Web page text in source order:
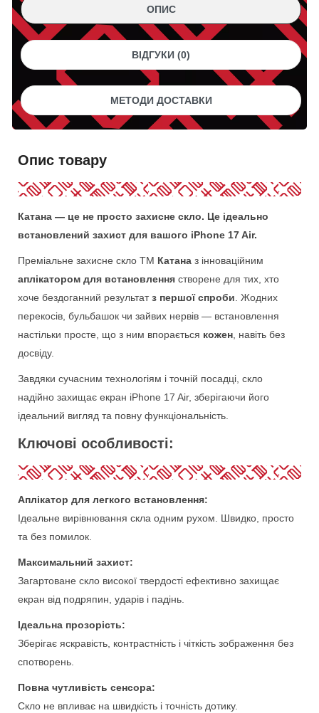
ОПИС
ВІДГУКИ (0)
МЕТОДИ ДОСТАВКИ
Опис товару
Катана — це не просто захисне скло. Це ідеально
встановлений захист для вашого iPhone 17 Air.
Преміальне захисне скло ТМ Катана з інноваційним
аплікатором для встановлення створене для тих, хто
хоче бездоганний результатз першої спроби. Жодних
перекосів, бульбашок чи зайвих нервів — встановлення
настільки просте, що з ним впорається кожен, навіть без
досвіду.
Завдяки сучасним технологіям і точній посадці, скло
надійно захищає екран iPhone 17 Air, зберігаючи його
ідеальний вигляд та повну функціональність.
Ключові особливості:
Аплікатор для легкого встановлення:
Ідеальне вирівнювання скла одним рухом. Швидко, просто
та без помилок.
Максимальний захист:
Загартоване скло високої твердості ефективно захищає
екран від подряпин, ударів і падінь.
Ідеальна прозорість:
Зберігає яскравість, контрастність і чіткість зображення без
спотворень.
Повна чутливість сенсора:
Скло не впливає на швидкість і точність дотику.